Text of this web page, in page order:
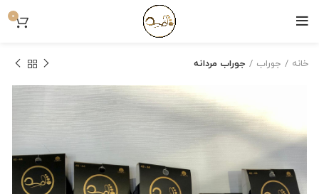
0
خانه جوراب جوراب مردانه